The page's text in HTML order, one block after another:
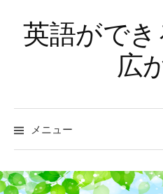
ン
プ
英語がで
広
メニュー